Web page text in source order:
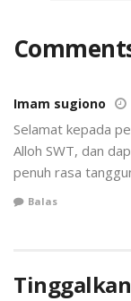
Imam sugiono
Selamat kepada
Alloh SWT, dan
penuh rasa
Balas